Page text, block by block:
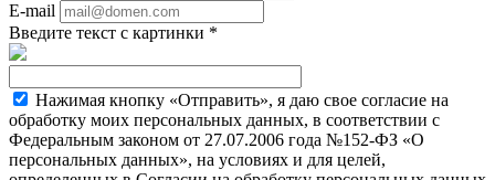
E-mail
Введите текст с картинки *
Нажимая кнопку «Отправить», я даю свое согласие на
обработку моих персональных данных, в соответствии с
Федеральным законом от 27.07.2006 года №152-ФЗ «О
персональных данных», на условиях и для целей,